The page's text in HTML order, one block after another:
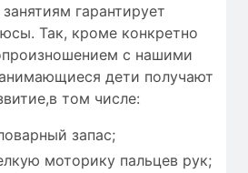
гарантирует
Так, кроме конкретно
с нашими
дети получают
том числе:
запас;
моторику пальцев рук;